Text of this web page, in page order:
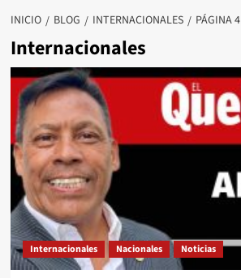
INICIO BLOG INTERNACIONALES PÁGINA 4
Internacionales
Internacionales Nacionales Noticias